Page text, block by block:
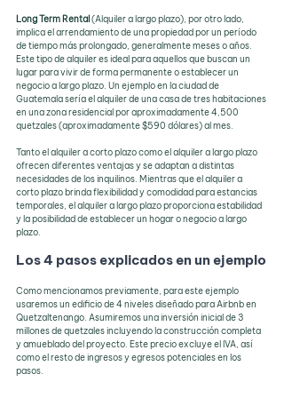
Long Term Rental (Alquiler a largo plazo), por otro lado,
implica el arrendamiento de una propiedad por un período
de tiempo más prolongado, generalmente meses o años.
Este tipo de alquiler es ideal para aquellos que buscan un
lugar para vivir de forma permanente o establecer un
negocio a largo plazo. Un ejemplo en la ciudad de
Guatemala sería el alquiler de una casa de tres habitaciones
en una zona residencial por aproximadamente 4,500
quetzales (aproximadamente $590 dólares) al mes.
Tanto el alquiler a corto plazo como el alquiler a largo plazo
ofrecen diferentes ventajas y se adaptan a distintas
necesidades de los inquilinos. Mientras que el alquiler a
corto plazo brinda flexibilidad y comodidad para estancias
temporales, el alquiler a largo plazo proporciona estabilidad
y la posibilidad de establecer un hogar o negocio a largo
plazo.
Los 4 pasos explicados en un ejemplo
Como mencionamos previamente, para este ejemplo
usaremos un edificio de 4 niveles diseñado para Airbnb en
Quetzaltenango. Asumiremos una inversión inicial de 3
millones de quetzales incluyendo la construcción completa
y amueblado del proyecto. Este precio excluye el IVA, así
como el resto de ingresos y egresos potenciales en los
pasos.